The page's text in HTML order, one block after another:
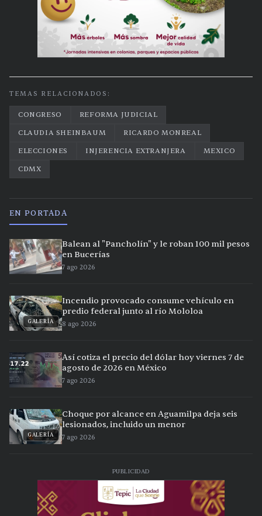
TEMAS RELACIONADOS:
CONGRESO
REFORMA JUDICIAL
CLAUDIA SHEINBAUM
RICARDO MONREAL
ELECCIONES
INJERENCIA EXTRANJERA
MEXICO
CDMX
EN PORTADA
Balean al "Pancholín" y le roban 100 mil pesos
en Bucerías
7 ago 2026
GALERÍA
Incendio provocado consume vehículo en
predio federal junto al río Mololoa
8 ago 2026
Así cotiza el precio del dólar hoy viernes 7 de
agosto de 2026 en México
7 ago 2026
GALERÍA
Choque por alcance en Aguamilpa deja seis
lesionados, incluido un menor
7 ago 2026
PUBLICIDAD